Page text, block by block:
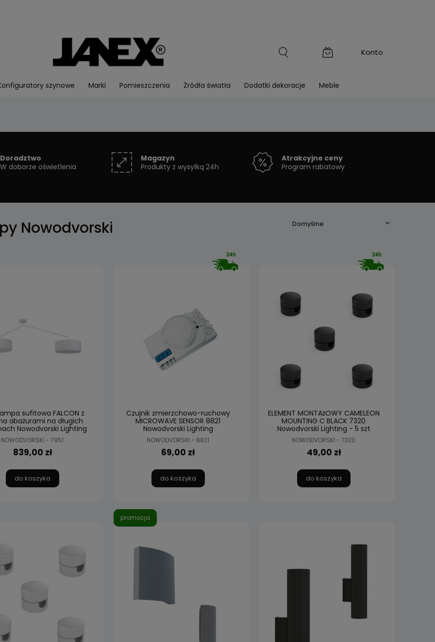
szynowe Marki Pomieszczenia Źródła światła Dodatki dekoracje Meble
Doradztwo
W doborze oświetlenia
Magazyn
Produkty z wysyłką 24h
Atrakcyjne ceny
Program rabatowy
Nowodvorski
sufitowa FALCON z
abażurami na długich
Nowodvorski Lighting
NOWODVORSKI - 7951
839,00 zł
do koszyka
Czujnik zmierzchowo-ruchowy
MICROWAVE SENSOR 8821
Nowodvorski Lighting
NOWODVORSKI - 8821
69,00 zł
do koszyka
ELEMENT MONTAżOWY CAMELEON
MOUNTING C BLACK 7320
Nowodvorski Lighting - 5 szt
NOWODVORSKI - 7320
49,00 zł
do koszyka
promocja